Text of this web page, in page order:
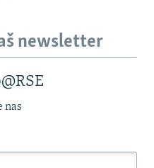
newsletter
nas